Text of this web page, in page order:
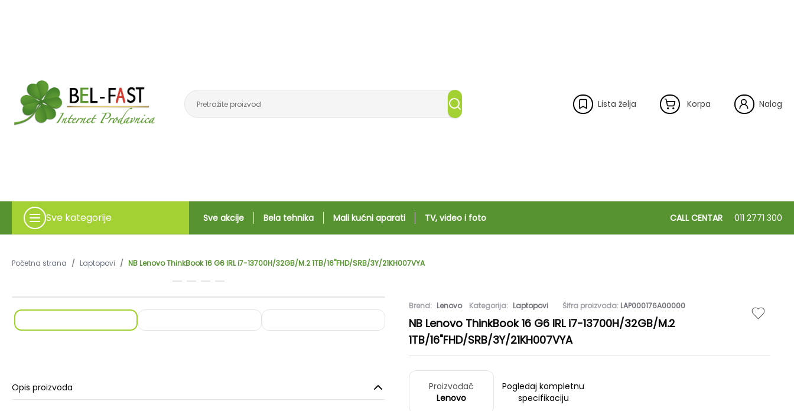
Lista želja Korpa Nalog
Sve kategorije Sve akcije Bela tehnika Mali kućni aparati TV, video i foto CALL CENTAR 011 2771 300
Početna strana / Laptopovi / NB Lenovo ThinkBook 16 G6 IRL i7-13700H/32GB/M.2 1TB/16"FHD/SRB/3Y/21KH007VYA
Opis proizvoda
Brend: Lenovo Kategorija: Laptopovi Šifra proizvoda: LAP000176A00000
NB Lenovo ThinkBook 16 G6 IRL i7-13700H/32GB/M.2
1TB/16"FHD/SRB/3Y/21KH007VYA
Proizvođač
Lenovo
Pogledaj kompletnu
specifikaciju